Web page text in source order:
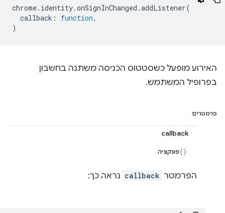
chrome. identity.onSignInChanged .addListener(
callback : function,
)
האירוע מופעל כשסטטוס הכניסה משתנה בחשבון
בפרופיל המשתמש.
פרמטרים
callback
פונקציה
הפרמטר callback נראה כך: